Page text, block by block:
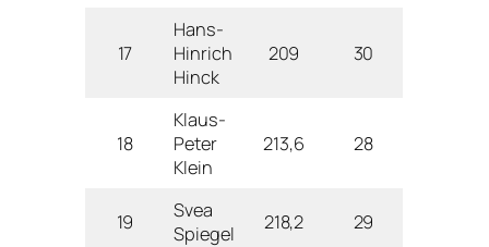
17
Hans-
Hinrich
Hinck
209 30
18
Klaus-
Peter
Klein
213,6 28
19
Svea
Spiegel
218,2 29